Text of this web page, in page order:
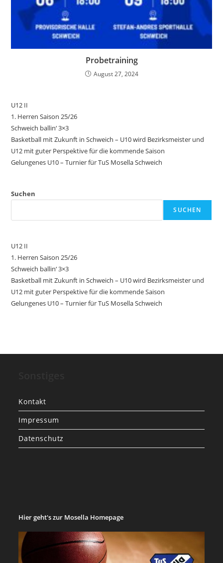
Probetraining
August 27, 2024
U12 II
1. Herren Saison 25/26
Schweich ballin‘ 3×3
Basketball mit Zukunft in Schweich – U10 wird Bezirksmeister und
U12 mit guter Perspektive für die kommende Saison
Gelungenes U10 – Turnier für TuS Mosella Schweich
Suchen
SUCHEN
U12 II
1. Herren Saison 25/26
Schweich ballin‘ 3×3
Basketball mit Zukunft in Schweich – U10 wird Bezirksmeister und
U12 mit guter Perspektive für die kommende Saison
Gelungenes U10 – Turnier für TuS Mosella Schweich
Kontakt
Impressum
Datenschutz
Hier geht's zur Mosella Homepage